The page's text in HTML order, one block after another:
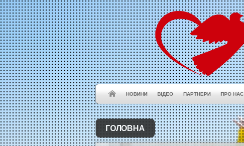
НОВИНИ ВІДЕО ПАРТНЕРИ ПРО НАС
ГОЛОВНА